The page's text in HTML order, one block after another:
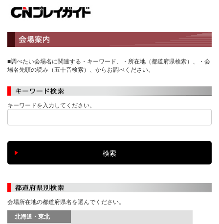
■調べたい会場名に関連する・キーワード、・所在地（都道府県検索）、・会
場名先頭の読み（五十音検索）、からお調べください。
キーワードを入力してください。
会場所在地の都道府県名を選んでください。
北海道・東北